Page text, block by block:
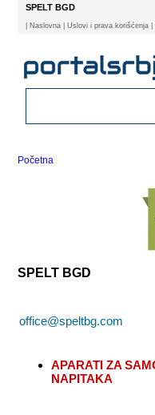
SPELT BGD
Naslovna | Uslovi i prava korišćenja
Početna
SPELT BGD
office@speltbg.com
APARATI ZA
NAPITAKA